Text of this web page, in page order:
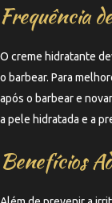
Frequência
O creme hidratante
o barbear. Para
após o barbear e
a pele hidratada e a
Benefícios